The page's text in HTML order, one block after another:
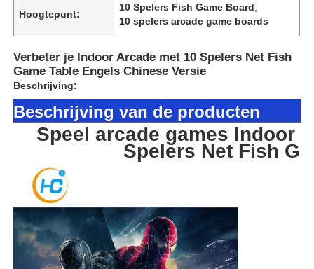
Hoogtepunt:
10 Spelers Fish Game Board
10 spelers arcade game boards
Verbeter je Indoor Arcade met 10 Spelers Net Fish
Game Table Engels Chinese Versie
Beschrijving:
Beschrijving van de producten
Speel arcade games Indoor
Spelers Net Fish